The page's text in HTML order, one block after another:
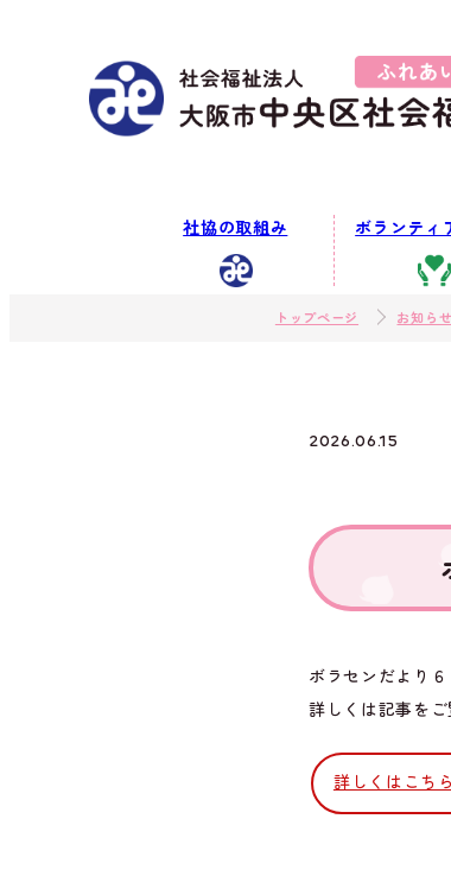
社協の取組み ボランティ
トップページ お知らせ
2026.06.15
ボラセンだより
詳しくは記事を
詳しくはこち